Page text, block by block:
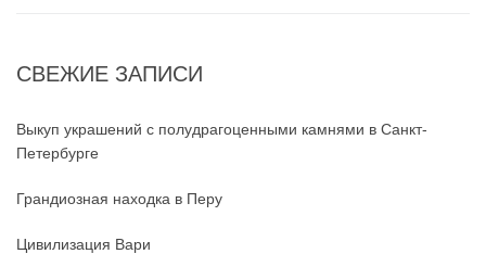
СВЕЖИЕ ЗАПИСИ
Выкуп украшений с полудрагоценными камнями в Санкт-
Петербурге
Грандиозная находка в Перу
Цивилизация Вари